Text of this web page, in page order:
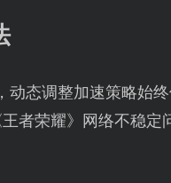
动态调整加速策略始
者荣耀》网络不稳定